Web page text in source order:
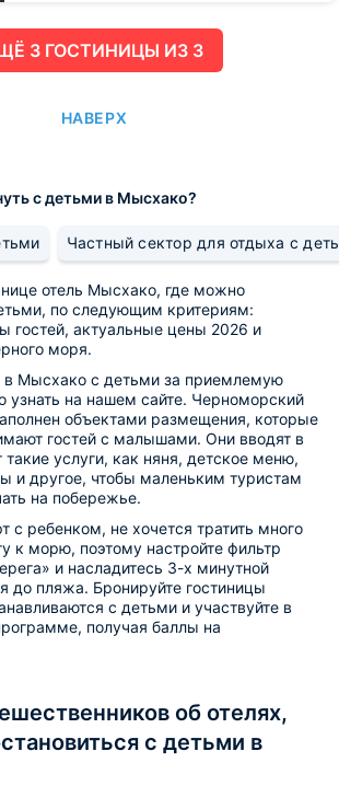
ЕЩË 3 ГОСТИНИЦЫ ИЗ 3
НАВЕРХ
с детьми в Мысхако?
Частный сектор для отдыха с
отель Мысхако, где можно
по следующим критериям:
гостей, актуальные цены 2026 и
моря.
в Мысхако с детьми за приемлемую
узнать на нашем сайте. Черноморский
объектами размещения, которые
гостей с малышами. Они вводят в
такие услуги, как няня, детское меню,
и другое, чтобы маленьким туристам
на побережье.
с ребенком, не хочется тратить много
к морю, поэтому настройте фильтр
и насладитесь 3-х минутной
до пляжа. Бронируйте гостиницы
с детьми и участвуйте в
получая баллы на
об отелях,
с детьми в